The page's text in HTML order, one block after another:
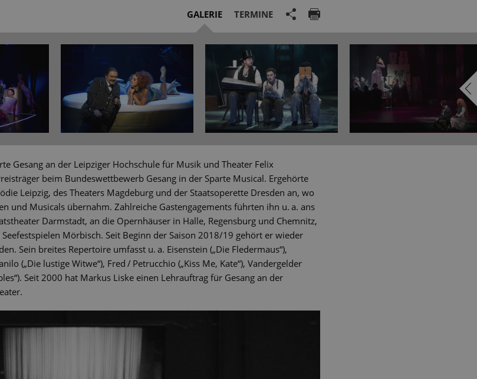
GALERIE TERMINE
Gesang an der Leipziger Hochschule für Musik und Theater Felix
beim Bundeswettbewerb Gesang in der Sparte Musical. Ergehörte
Leipzig, des Theaters Magdeburg und der Staatsoperette Dresden an, wo
und Musicals übernahm. Zahlreiche Gastengagements führten ihn u. a. ans
Darmstadt, an die Opernhäuser in Halle, Regensburg und Chemnitz,
Mörbisch. Seit Beginn der Saison 2018/19 gehört er wieder
Sein breites Repertoire umfasst u. a. Eisenstein („Die Fledermaus“),
(„Die lustige Witwe“), Fred / Petrucchio („Kiss Me, Kate“), Vandergelder
Seit 2000 hat Markus Liske einen Lehrauftrag für Gesang an der